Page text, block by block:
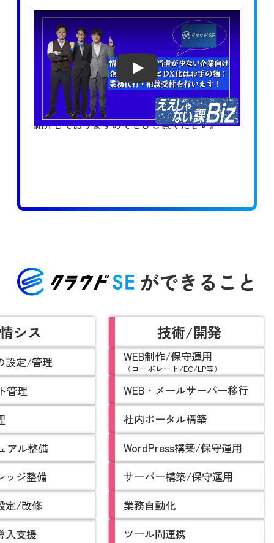
Play
企業のIT業務とDX化の推進サービス
「クラウドSE」について
非常にわかりやすく
紹介しておりますのでぜひご覧ください。
ができること
情シス
設定/管理
管理
アル整備
ッジ整備
定/改修
入支援
技術/開発
WEB制作/保守運用
（コーポレート/EC/LP等）
WEB・メールサーバー移行
社内ポータル構築
WordPress構築/保守運用
サーバー構築/保守運用
業務自動化
ツール間連携